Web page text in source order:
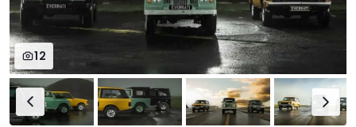
12